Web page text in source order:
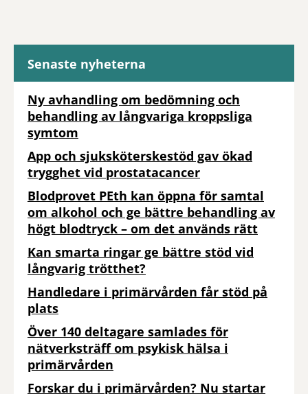
Senaste nyheterna
Ny avhandling om bedömning och
behandling av långvariga kroppsliga
symtom
App och sjuksköterskestöd gav ökad
trygghet vid prostatacancer
Blodprovet PEth kan öppna för samtal
om alkohol och ge bättre behandling av
högt blodtryck – om det används rätt
Kan smarta ringar ge bättre stöd vid
långvarig trötthet?
Handledare i primärvården får stöd på
plats
Över 140 deltagare samlades för
nätverksträff om psykisk hälsa i
primärvården
Forskar du i primärvården? Nu startar